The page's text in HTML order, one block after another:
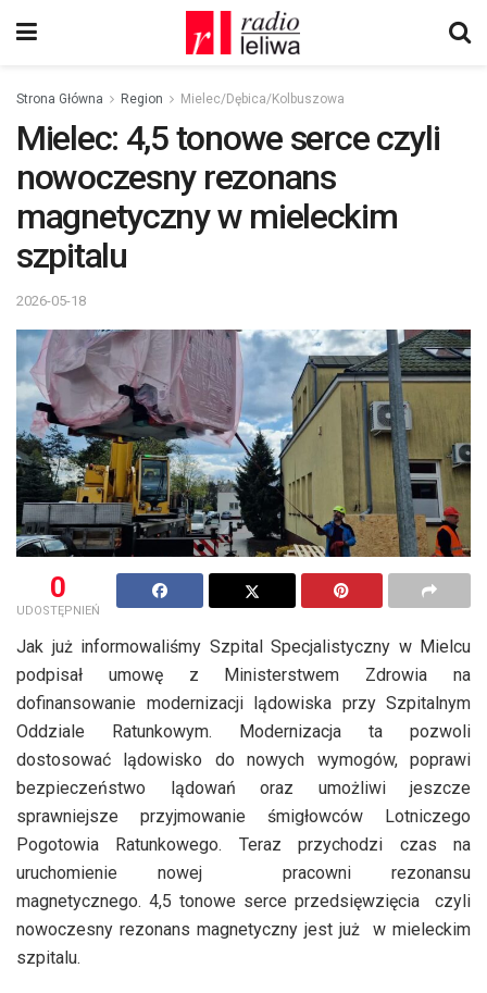
Strona Główna Region Mielec/Dębica/Kolbuszowa
Mielec: 4,5 tonowe serce czyli
nowoczesny rezonans
magnetyczny w mieleckim
szpitalu
2026-05-18
0
UDOSTĘPNIEŃ
Jak już informowaliśmy Szpital Specjalistyczny w Mielcu
podpisał umowę z Ministerstwem Zdrowia na
dofinansowanie modernizacji lądowiska przy Szpitalnym
Oddziale Ratunkowym. Modernizacja ta pozwoli
dostosować lądowisko do nowych wymogów, poprawi
bezpieczeństwo lądowań oraz umożliwi jeszcze
sprawniejsze przyjmowanie śmigłowców Lotniczego
Pogotowia Ratunkowego. Teraz przychodzi czas na
uruchomienie nowej pracowni rezonansu
magnetycznego. 4,5 tonowe serce przedsięwzięcia czyli
nowoczesny rezonans magnetyczny jest już w mieleckim
szpitalu.